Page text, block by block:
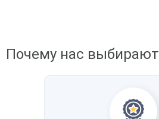
Почему нас выбирают